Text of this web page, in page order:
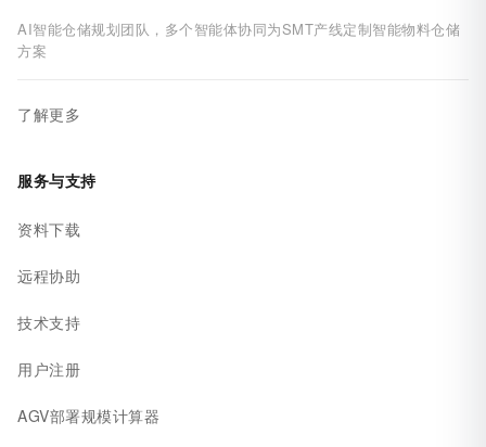
AI智能仓储规划团队，多个智能体协同为SMT产线定制智能物料仓储
方案
了解更多
服务与支持
资料下载
远程协助
技术支持
用户注册
AGV部署规模计算器